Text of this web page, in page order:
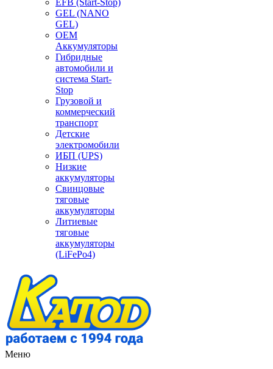
EFB (Start-Stop)
GEL (NANO
GEL)
OEM
Аккумуляторы
Гибридные
автомобили и
система Start-
Stop
Грузовой и
коммерческий
транспорт
Детские
электромобили
ИБП (UPS)
Низкие
аккумуляторы
Свинцовые
тяговые
аккумуляторы
Литиевые
тяговые
аккумуляторы
(LiFePo4)
Меню